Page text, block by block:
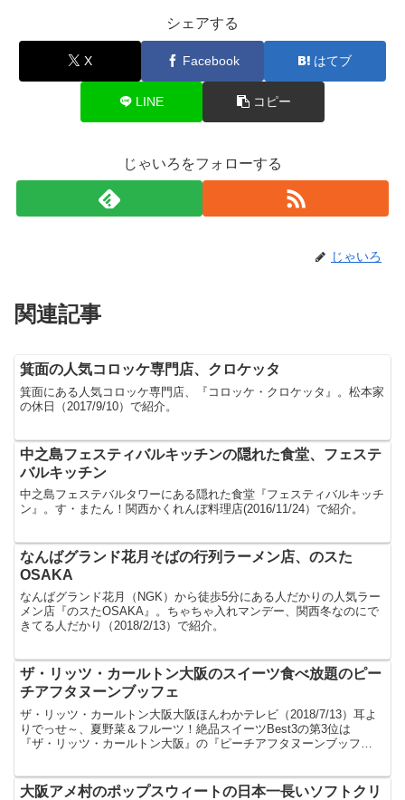
シェアする
X Facebook はてブ
LINE コピー
じゃいろをフォローする
じゃいろ
関連記事
箕面の人気コロッケ専門店、クロケッタ
箕面にある人気コロッケ専門店、『コロッケ・クロケッタ』。松本家
の休日（2017/9/10）で紹介。
中之島フェスティバルキッチンの隠れた食堂、フェステ
バルキッチン
中之島フェステバルタワーにある隠れた食堂『フェスティバルキッチ
ン』。す・またん！関西かくれんぼ料理店(2016/11/24）で紹介。
なんばグランド花月そばの行列ラーメン店、のスた
OSAKA
なんばグランド花月（NGK）から徒歩5分にある人だかりの人気ラー
メン店『のスたOSAKA』。ちゃちゃ入れマンデー、関西冬なのにで
きてる人だかり（2018/2/13）で紹介。
ザ・リッツ・カールトン大阪のスイーツ食べ放題のピー
チアフタヌーンブッフェ
ザ・リッツ・カールトン大阪大阪ほんわかテレビ（2018/7/13）耳よ
りでっせ～、夏野菜＆フルーツ！絶品スイーツBest3の第3位は
『ザ・リッツ・カールトン大阪』の『ピーチアフタヌーンブッフ
大阪アメ村のポップスウィートの日本一長いソフトクリ